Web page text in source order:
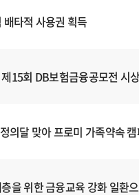
타적 사용권 획득
15회 DB보험금융공모전 시
의달 맞아 프로미 가족약속
을 위한 금융교육 강화 일환